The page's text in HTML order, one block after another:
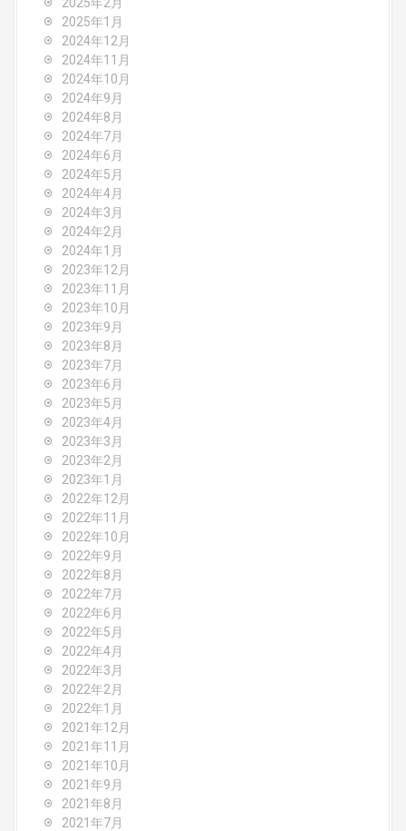
2025年1月
2024年12月
2024年11月
2024年10月
2024年9月
2024年8月
2024年7月
2024年6月
2024年5月
2024年4月
2024年3月
2024年2月
2024年1月
2023年12月
2023年11月
2023年10月
2023年9月
2023年8月
2023年7月
2023年6月
2023年5月
2023年4月
2023年3月
2023年2月
2023年1月
2022年12月
2022年11月
2022年10月
2022年9月
2022年8月
2022年7月
2022年6月
2022年5月
2022年4月
2022年3月
2022年2月
2022年1月
2021年12月
2021年11月
2021年10月
2021年9月
2021年8月
2021年7月